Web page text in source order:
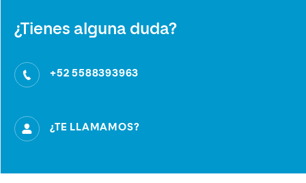
¿Tienes alguna duda?
+52 5588393963
¿TE LLAMAMOS?